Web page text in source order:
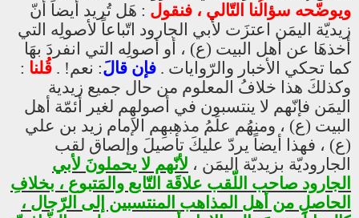
ويوضّحه سؤالُنا التّالي ، فنقول : هَل تُريد أيضاً أنّ
زيديّة اليمَن اعتزَت لأبي الجارود اتّباعاً لأصولِه التي
أخذهَا عن أهل البيت (ع) ، أو أصولِه التي انفردَ بهَا
كما تحكي الأخبار والرّوايات . فإن قالَ: نعم! . قُلنا :
وكذلكَ هذا خلافُ المعلوم من حال جميع زيدية
اليمَن فإنّهم لا ينتسبون في أصولهِم لغير أئمّة أهل
البيت (ع) ، ومنهُم علَمُ مذهبهِم الإمام زيد بن علي
(ع) ، فهذا أيضاً يردّ عليكَ تأصيلَ وإلصاق لقب
الجاروديّة بزيديّة اليمَن ، لأنّهم لا يحملونَ لأبي
الجارود صاحب اللّقب علاقَة التّابع والمَتبوع ، بخلافِ
الحاصلِ من أهل المذاهب المنتسبين إلى الرّجال ،